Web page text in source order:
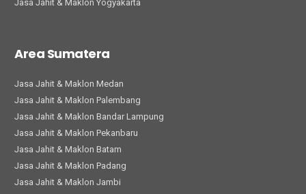
Jasa Jahit & Maklon Yogyakarta
Area Sumatera
Jasa Jahit & Maklon Medan
Jasa Jahit & Maklon Palembang
Jasa Jahit & Maklon Bandar Lampung
Jasa Jahit & Maklon Pekanbaru
Jasa Jahit & Maklon Batam
Jasa Jahit & Maklon Padang
Jasa Jahit & Maklon Jambi